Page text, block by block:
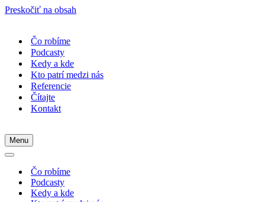
Preskočiť na obsah
Čo robíme
Podcasty
Kedy a kde
Kto patrí medzi nás
Referencie
Čítajte
Kontakt
Menu
Menu
Menu
navigácieČo robíme
Podcasty
Kedy a kde